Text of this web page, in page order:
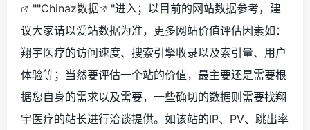
""Chinaz数据
"进入；以目前的网站数据参考，建
议大家请以爱站数据为准，更多网站价值评估因素如：
翔宇医疗的访问速度、搜索引擎收录以及索引量、用户
体验等；当然要评估一个站的价值，最主要还是需要根
据您自身的需求以及需要，一些确切的数据则需要找翔
宇医疗的站长进行洽谈提供。如该站的IP、PV、跳出率